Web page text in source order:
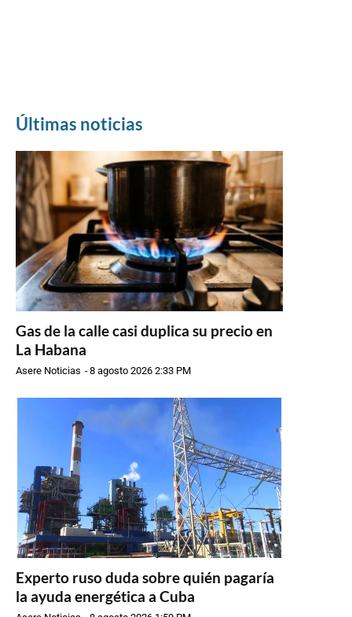
Últimas noticias
Gas de la calle casi duplica su precio en
La Habana
Asere Noticias -8 agosto 2026 2:33 PM
Experto ruso duda sobre quién pagaría
la ayuda energética a Cuba